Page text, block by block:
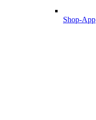
Shop-App